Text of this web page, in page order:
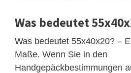
Was bedeutet
Was bedeutet 55x40x20? –
Maße. Wenn Sie in den
Handgepäckbestimmungen